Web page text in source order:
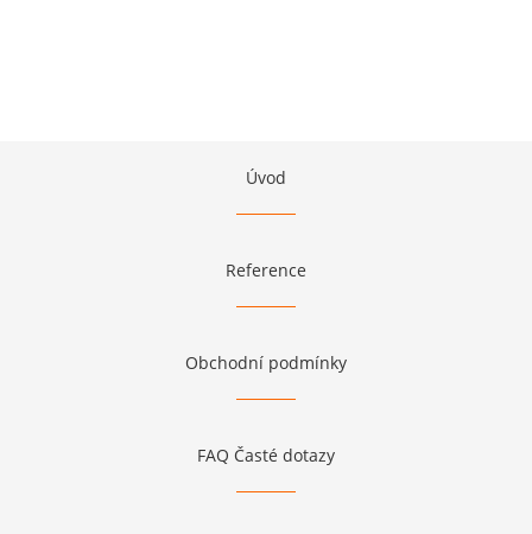
Úvod
Reference
Obchodní podmínky
FAQ Časté dotazy